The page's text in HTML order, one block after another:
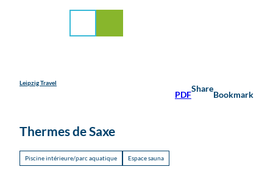
Leipzig Travel
PDF
Share
Bookmark
Thermes de Saxe
Piscine intérieure/parc aquatique Espace sauna